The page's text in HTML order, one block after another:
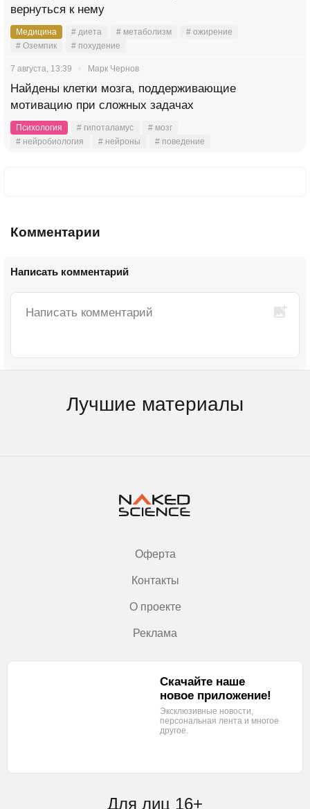
вернуться к нему
Медицина # диета # метаболизм
# ожирение
# Оземпик
# похудение
7 августа, 13:39 Марк Чернов
Найдены клетки мозга, поддерживающие
мотивацию при сложных задачах
Психология # гипоталамус
# мозг
# нейробиология
# нейроны # поведение
Комментарии
Написать комментарий
Лучшие материалы
Оферта
Контакты
О проекте
Реклама
Для лиц 16+
Скачайте наше
новое приложение!
Эксклюзивные новости,
персональная лента и многое
другое.